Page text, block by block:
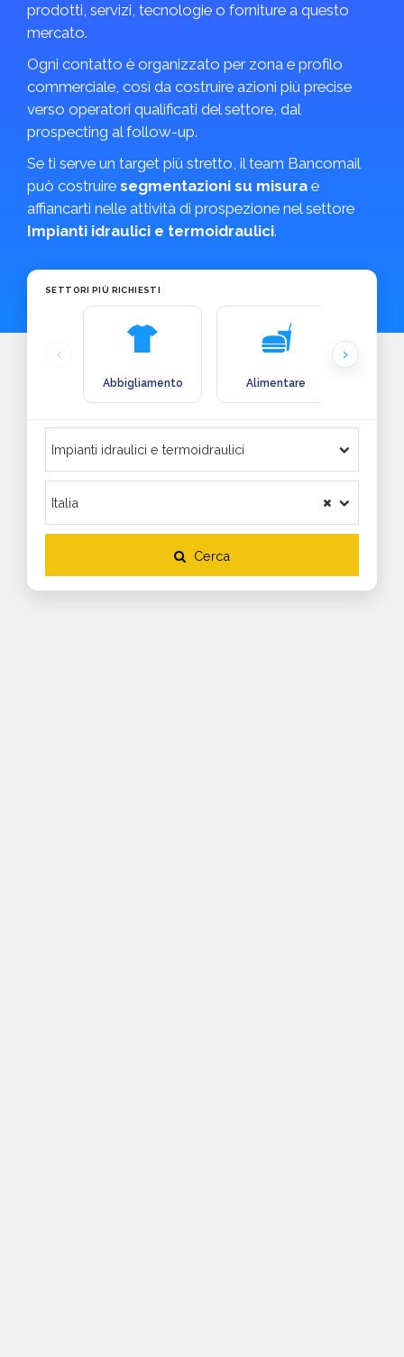
prodotti, servizi, tecnologie o forniture a questo
mercato.
Ogni contatto è organizzato per zona e profilo
commerciale, così da costruire azioni più precise
verso operatori qualificati del settore, dal
prospecting al follow-up.
Se ti serve un target più stretto, il team Bancomail
può costruire segmentazioni su misura e
affiancarti nelle attività di prospezione nel settore
Impianti idraulici e termoidraulici.
SETTORI PIÙ RICHIESTI
Abbigliamento Alimentare
Cerca